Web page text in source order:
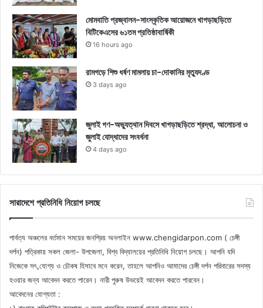
মোমবাতি প্রজ্বালন-সাংস্কৃতিক আয়োজনে খাগড়াছড়িতে
বিটিকেএসের ৬১তম প্রতিষ্ঠাবার্ষিকী
16 hours ago
রামগড়ে শিশু ধর্ষণ মামলায় চা-দোকানির মৃত্যুদণ্ড
3 days ago
জুলাই গণ-অভ্যুত্থান দিবসে খাগড়াছড়িতে শ্রদ্ধা, আলোচনা ও
জুলাই যোদ্ধাদের সংবর্ধনা
4 days ago
সারাদেশে প্রতিনিধি নিয়োগ চলছে
পার্বত্য অঞ্চলের বর্তমান সময়ের জনপ্রিয় অনলাইন www.chengidarpon.com ( চেঙ্গী
দর্পন) পত্রিকায় সকল জেলা- উপজেলা, বিশ্ব বিদ্যালয়ের প্রতিনিধি নিয়োগ চলছে। আপনি যদি
নিজেকে সৎ,যোগ্য ও চৌকষ হিসাবে মনে করেন, তাহলে আপনিও আমাদের চেঙ্গী দর্পন পরিবারের সদস্য
হওয়ার জন্য আবেদন করতে পারেন। নারী পুরুষ উভয়েই আবেদন করতে পারবেন।
আবেদনের যোগ্যতা :